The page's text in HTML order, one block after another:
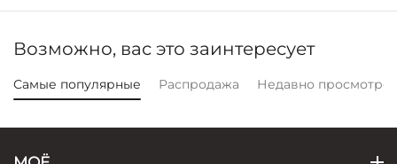
Возможно, вас это заинтересует
Самые популярные Распродажа Недавно